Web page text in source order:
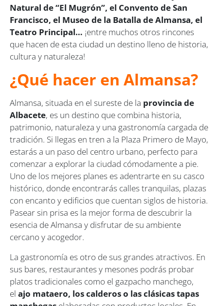
Natural de “El Mugrón”, el Convento de San
Francisco, el Museo de la Batalla de Almansa, el
Teatro Principal… ¡entre muchos otros rincones
que hacen de esta ciudad un destino lleno de historia,
cultura y naturaleza!
¿Qué hacer en Almansa?
Almansa, situada en el sureste de la provincia de
Albacete, es un destino que combina historia,
patrimonio, naturaleza y una gastronomía cargada de
tradición. Si llegas en tren a la Plaza Primero de Mayo,
estarás a un paso del centro urbano, perfecto para
comenzar a explorar la ciudad cómodamente a pie.
Uno de los mejores planes es adentrarte en su casco
histórico, donde encontrarás calles tranquilas, plazas
con encanto y edificios que cuentan siglos de historia.
Pasear sin prisa es la mejor forma de descubrir la
esencia de Almansa y disfrutar de su ambiente
cercano y acogedor.
La gastronomía es otro de sus grandes atractivos. En
sus bares, restaurantes y mesones podrás probar
platos tradicionales como el gazpacho manchego,
el ajo mataero, los calderos o las clásicas tapas